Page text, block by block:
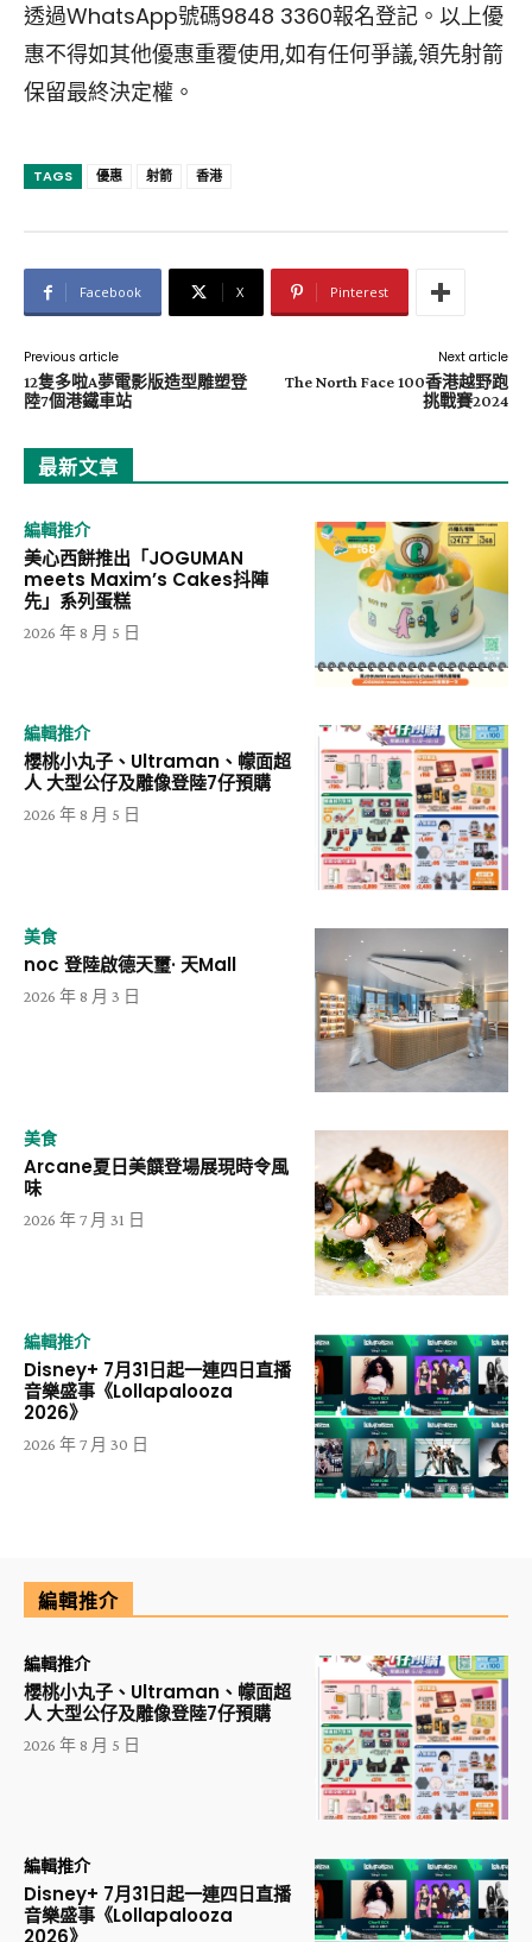
透過WhatsApp號碼9848 3360報名登記。以上優
惠不得如其他優惠重覆使用,如有任何爭議,領先射箭
保留最終決定權。
TAGS 優惠 射箭 香港
Facebook X Pinterest
Previous article
12隻多啦A夢電影版造型雕塑登
陸7個港鐵車站
Next article
The North Face 100香港越野跑
挑戰賽2024
最新文章
編輯推介
美心西餅推出「JOGUMAN
meets Maxim’s Cakes抖陣
先」系列蛋糕
2026 年 8 月 5 日
編輯推介
櫻桃小丸子、Ultraman、幪面超
人 大型公仔及雕像登陸7仔預購
2026 年 8 月 5 日
美食
noc 登陸啟德天璽· 天Mall
2026 年 8 月 3 日
美食
Arcane夏日美饌登場展現時令風
味
2026 年 7 月 31 日
編輯推介
Disney+ 7月31日起一連四日直播
音樂盛事《Lollapalooza
2026》
2026 年 7 月 30 日
編輯推介
編輯推介
櫻桃小丸子、Ultraman、幪面超
人 大型公仔及雕像登陸7仔預購
2026 年 8 月 5 日
編輯推介
Disney+ 7月31日起一連四日直播
音樂盛事《Lollapalooza